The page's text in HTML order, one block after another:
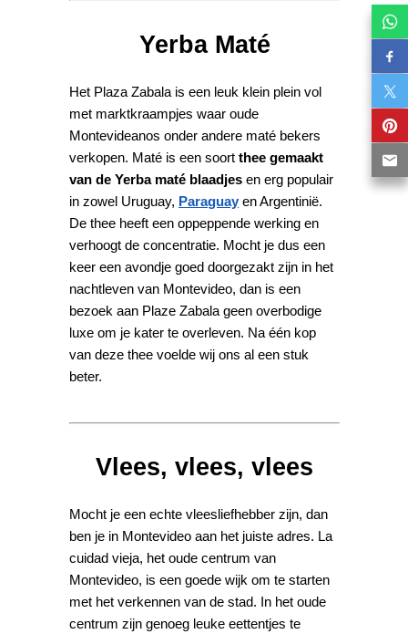
Yerba Maté
Het Plaza Zabala is een leuk klein plein vol
met marktkraampjes waar oude
Montevideanos onder andere maté bekers
verkopen. Maté is een soortthee gemaakt
van de Yerba maté blaadjes en erg populair
in zowel Uruguay, Paraguay en Argentinië.
De thee heeft een oppeppende werking en
verhoogt de concentratie. Mocht je dus een
keer een avondje goed doorgezakt zijn in het
nachtleven van Montevideo, dan is een
bezoek aan Plaze Zabala geen overbodige
luxe om je kater te overleven. Na één kop
van deze thee voelde wij ons al een stuk
beter.
Vlees, vlees, vlees
Mocht je een echte vleesliefhebber zijn, dan
ben je in Montevideo aan het juiste adres. La
cuidad vieja, het oude centrum van
Montevideo, is een goede wijk om te starten
met het verkennen van de stad. In het oude
centrum zijn genoeg leuke eettentjes te